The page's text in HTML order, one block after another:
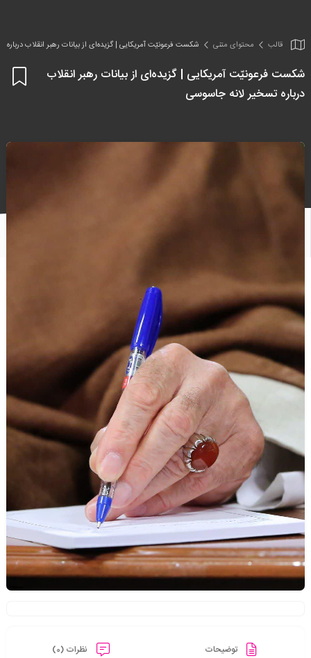
قالب محتوای متنی شکست فرعونیّت آمریکایی | گزیده‌ای از بیانات رهبر انقلاب
شکست فرعونیّت آمریکایی | گزیده‌ای از بیانات رهبر انقلاب
درباره تسخیر لانه جاسوسی
توضیحات نظرات (0)